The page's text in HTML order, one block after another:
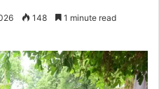
148 1 minute read